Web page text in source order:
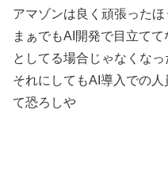
アマゾンは良く頑張ったほ
まぁでもAI開発で目立て
としてる場合じゃなくなっ
それにしてもAI導入での
て恐ろしや